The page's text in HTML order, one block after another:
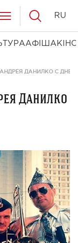
АФІША КІНО
RU
ДАНИЛКО С
Данилко